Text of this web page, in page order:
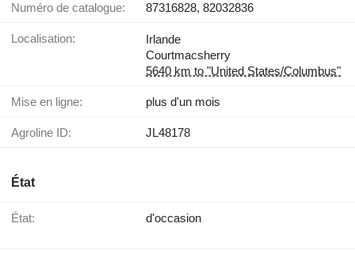
Numéro de catalogue: 87316828, 82032836
Localisation:
Irlande
Courtmacsherry
5640 km to "United States/Columbus"
Mise en ligne: plus d'un mois
Agroline ID: JL48178
État
État: d'occasion